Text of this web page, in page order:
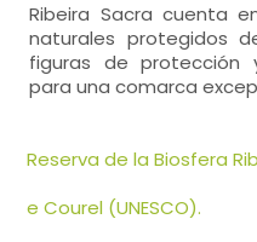
Ribeira Sacra cuenta
naturales protegidos
figuras de protección
para una comarca
Reserva de la Biosfera
e Courel (UNESCO).